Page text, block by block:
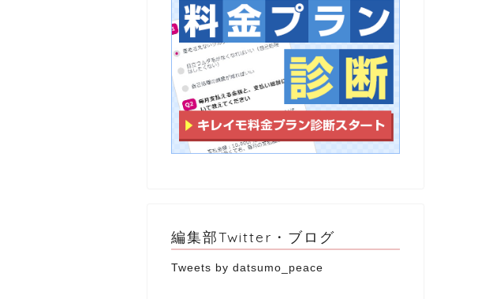
編集部Twitter・ブログ
Tweets by datsumo_peace